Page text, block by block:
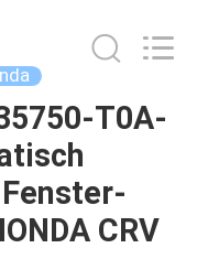
T0A-
CRV